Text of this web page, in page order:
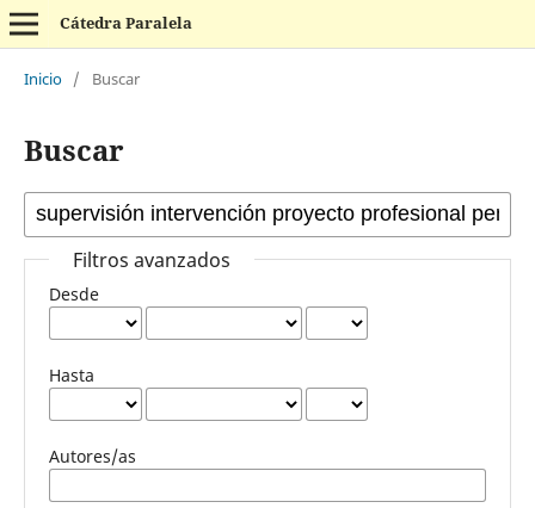
Cátedra Paralela
Inicio / Buscar
Buscar
Filtros avanzados
Desde
Hasta
Autores/as